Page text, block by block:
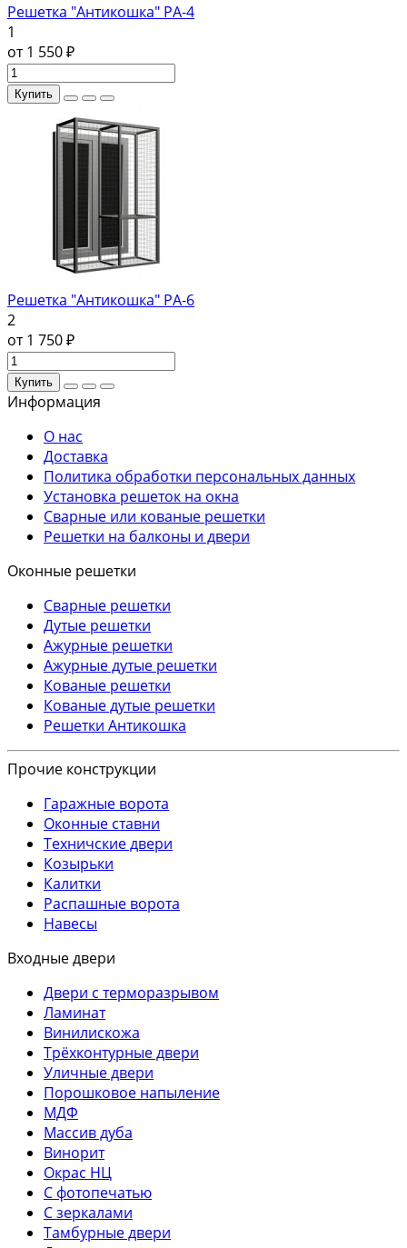
Решетка "Антикошка" РА-4
1
от 1 550 ₽
Купить
Решетка "Антикошка" РА-6
2
от 1 750 ₽
Купить
Информация
О нас
Доставка
Политика обработки персональных данных
Установка решеток на окна
Сварные или кованые решетки
Решетки на балконы и двери
Оконные решетки
Сварные решетки
Дутые решетки
Ажурные решетки
Ажурные дутые решетки
Кованые решетки
Кованые дутые решетки
Решетки Антикошка
Прочие конструкции
Гаражные ворота
Оконные ставни
Техничские двери
Козырьки
Калитки
Распашные ворота
Навесы
Входные двери
Двери с терморазрывом
Ламинат
Винилискожа
Трёхконтурные двери
Уличные двери
Порошковое напыление
МДФ
Массив дуба
Винорит
Окрас НЦ
С фотопечатью
С зеркалами
Тамбурные двери